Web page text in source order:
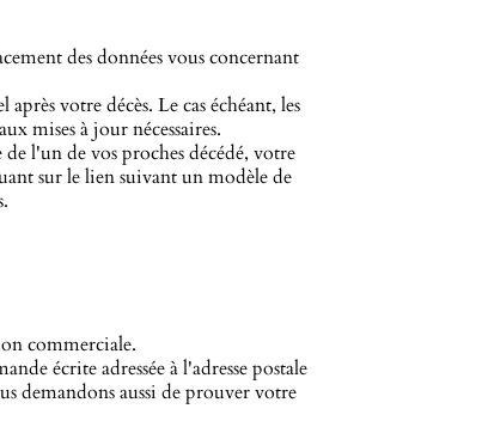
des données vous concernant
votre décès. Le cas échéant, les
mises à jour nécessaires.
l'un de vos proches décédé, votre
sur le lien suivant un modèle de
commerciale.
écrite adressée à l'adresse postale
demandons aussi de prouver votre